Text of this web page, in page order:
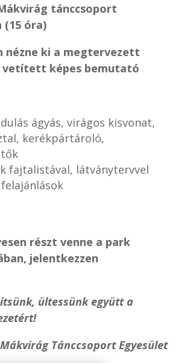
tánccsoport
(15 óra)
nézne ki a megtervezett
vetített képes bemutató
ágyás, virágos kisvonat,
kerékpártároló,
fajtalistával, látványtervvel
részt venne a park
jelentkezzen
ültessünk együtta
Mákvirág Tánccsoport Egyesület